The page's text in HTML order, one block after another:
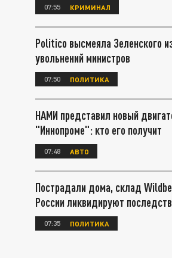
07:55 КРИМИНАЛ
Politico высмеяла Зеленского
увольнений министров
07:50 ПОЛИТИКА
НАМИ представил новый
"Иннопроме": кто его получит
07:48 АВТО
Пострадали дома, склад
России ликвидируют
07:35 ПОЛИТИКА